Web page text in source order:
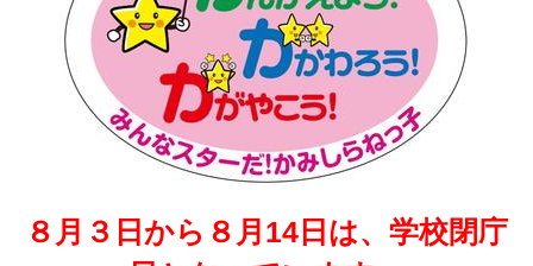
８月３日から８月14日は、学校閉庁